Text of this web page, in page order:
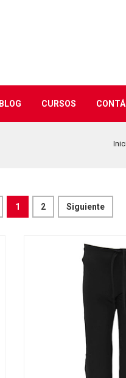
BLOG CURSOS
1 2 Siguiente